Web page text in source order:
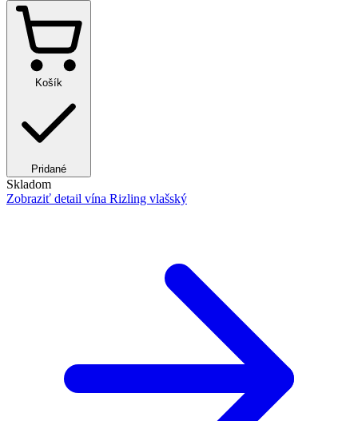
Košík
Pridané
Skladom
Zobraziť detail vína Rizling vlašský